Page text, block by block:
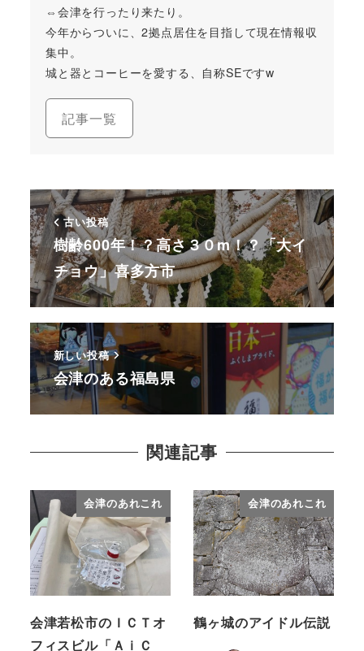
⇔会津を行ったり来たり。
今年からついに、2拠点居住を目指して現在情報収
集中。
城と器とコーヒーを愛する、自称SEですw
記事一覧
古い投稿
樹齢600年！？高さ３０m！？「大イ
チョウ」喜多方市
新しい投稿
会津のある福島県
関連記事
会津のあれこれ
会津若松市のＩＣＴオ
フィスビル「ＡｉＣ
会津のあれこれ
鶴ヶ城のアイドル伝説